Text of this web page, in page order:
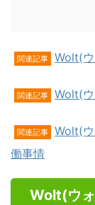
関連記事 Wolt(
関連記事 Wolt(
関連記事
Wolt(
働事情
Wolt(ウ